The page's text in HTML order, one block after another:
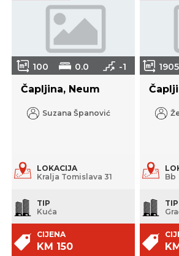
100 0.0 -1
Čapljina, Neum
Suzana Španović
LOKACIJA
Kralja Tomislava 31
TIP
Kuća
CIJENA
KM 150
1905
Bb
TIP